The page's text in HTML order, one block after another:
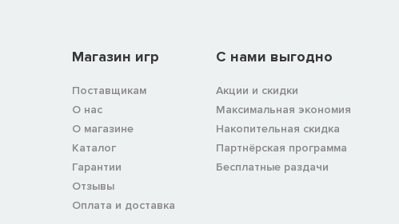
Магазин игр
Поставщикам
О нас
О магазине
Каталог
Гарантии
Отзывы
Оплата и доставка
C нами выгодно
Акции и скидки
Максимальная экономия
Накопительная скидка
Партнёрская программа
Бесплатные раздачи